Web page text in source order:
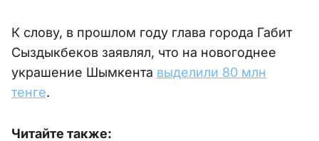
К слову, в прошлом году глава города Габит
Сыздыкбеков заявлял, что на новогоднее
украшение Шымкента выделили 80 млн
тенге.
Читайте также: